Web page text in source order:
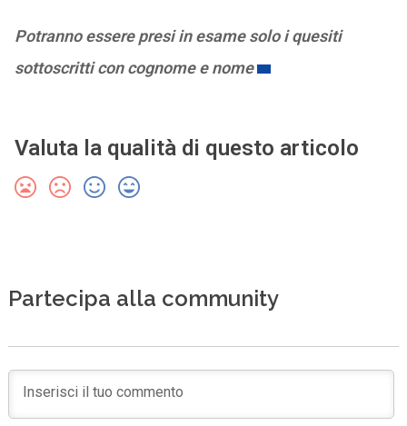
Potranno essere presi in esame solo i quesiti
sottoscritti con cognome e nome
Valuta la qualità di questo articolo
Partecipa alla community